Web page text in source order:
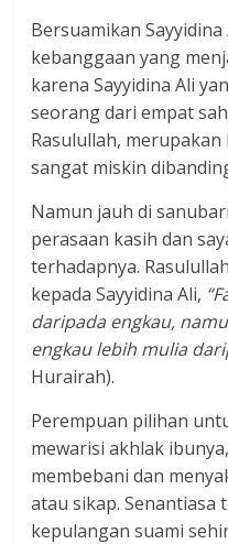
Bersuamikan
kebanggaan yang
karena Sayyidina Ali
seorang dari empat
Rasulullah,
sangat miskin
Namun jauh di
perasaan kasih dan
terhadapnya.
kepada Sayyidina Ali,
daripada engkau,
engkau lebih mulia
Hurairah).
Perempuan pilihan
mewarisi akhlak
membebani dan
atau sikap. Senantiasa
kepulangan suami